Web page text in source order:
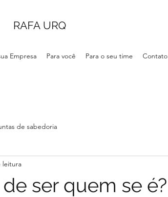
RAFA URQ
Empresa Para você Para o seu time Contato
de sabedoria
ser quem se é?
leitura